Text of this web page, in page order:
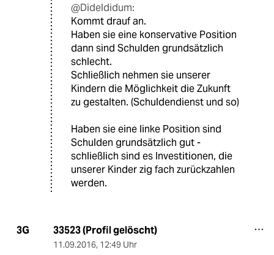
@Dideldidum:
Kommt drauf an.
Haben sie eine konservative Position
dann sind Schulden grundsätzlich
schlecht.
Schließlich nehmen sie unserer
Kindern die Möglichkeit die Zukunft
zu gestalten. (Schuldendienst und so)
Haben sie eine linke Position sind
Schulden grundsätzlich gut -
schließlich sind es Investitionen, die
unserer Kinder zig fach zurückzahlen
werden.
3G 33523 (Profil gelöscht)
11.09.2016, 12:49 Uhr